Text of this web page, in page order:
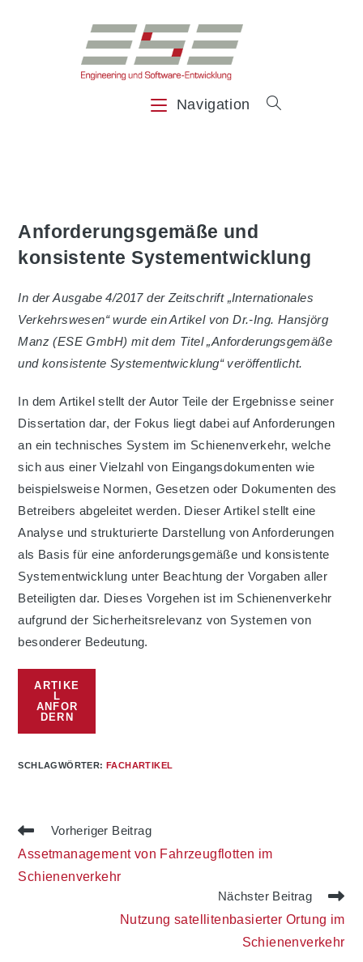
Navigation
Anforderungsgemäße und
konsistente Systementwicklung
In der Ausgabe 4/2017 der Zeitschrift „Internationales
Verkehrswesen“ wurde ein Artikel von Dr.-Ing. Hansjörg
Manz (ESE GmbH) mit dem Titel „Anforderungsgemäße
und konsistente Systementwicklung“ veröffentlicht.
In dem Artikel stellt der Autor Teile der Ergebnisse seiner
Dissertation dar, der Fokus liegt dabei auf Anforderungen
an ein technisches System im Schienenverkehr, welche
sich aus einer Vielzahl von Eingangsdokumenten wie
beispielsweise Normen, Gesetzen oder Dokumenten des
Betreibers abgeleitet werden. Dieser Artikel stellt eine
Analyse und strukturierte Darstellung von Anforderungen
als Basis für eine anforderungsgemäße und konsistente
Systementwicklung unter Beachtung der Vorgaben aller
Beteiligten dar. Dieses Vorgehen ist im Schienenverkehr
aufgrund der Sicherheitsrelevanz von Systemen von
besonderer Bedeutung.
ARTIKE
L
ANFOR
DERN
SCHLAGWÖRTER:FACHARTIKEL
Weitere
ansehen
Vorheriger Beitrag
Assetmanagement von Fahrzeugflotten im
Schienenverkehr
Nächster Beitrag
Nutzung satellitenbasierter Ortung im
Schienenverkehr